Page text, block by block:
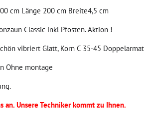
cm Länge 200 cm Breite4,5 cm
Classic inkl Pfosten. Aktion !
vibriert Glatt, Korn C 35-45
Ohne montage
an. Unsere Techniker kommt zu Ihnen.